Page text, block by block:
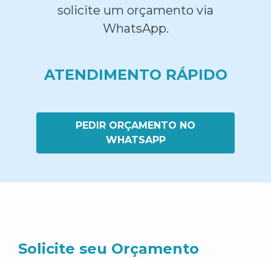
solicite um orçamento via
WhatsApp.
ATENDIMENTO RÁPIDO
PEDIR ORÇAMENTO NO
WHATSAPP
Solicite seu Orçamento